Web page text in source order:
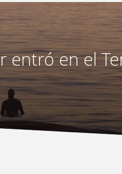
entró en el